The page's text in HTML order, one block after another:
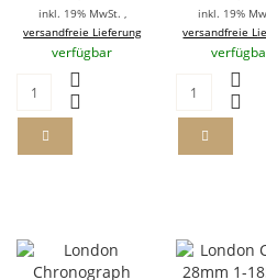
inkl. 19% MwSt. ,
versandfreie Lieferung
verfügbar
inkl. 19%
versandfreie